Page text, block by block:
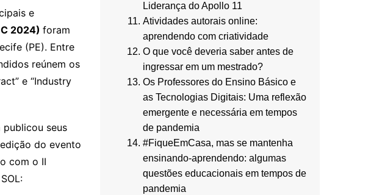
e
2024) foram
(PE). Entre
reúnem os
e “Industry
seus
do evento
com o II
Liderança do Apollo 11
Atividades autorais online:
aprendendo com criatividade
O que você deveria saber antes de
ingressar em um mestrado?
Os Professores do Ensino Básico e
as Tecnologias Digitais: Uma reflexão
emergente e necessária em tempos
de pandemia
#FiqueEmCasa, mas se mantenha
ensinando-aprendendo: algumas
questões educacionais em tempos de
pandemia